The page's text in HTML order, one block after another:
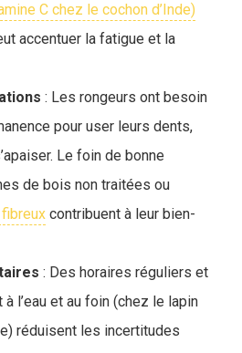
C chez le cochon d’Inde)
accentuer la fatigue et la
: Les rongeurs ont besoin
pour user leurs dents,
Le foin de bonne
de bois non traitées ou
fibreux contribuent à leur bien-
: Des horaires réguliers et
l’eau et au foin (chez le lapin
réduisent les incertitudes